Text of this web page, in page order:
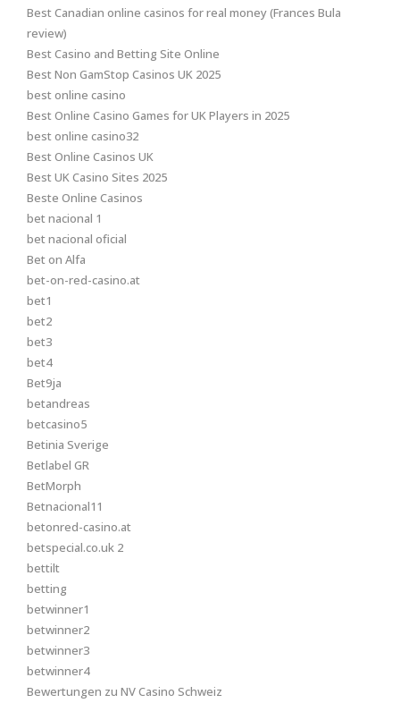
Best Canadian online casinos for real money (Frances Bula
review)
Best Casino and Betting Site Online
Best Non GamStop Casinos UK 2025
best online casino
Best Online Casino Games for UK Players in 2025
best online casino32
Best Online Casinos UK
Best UK Casino Sites 2025
Beste Online Casinos
bet nacional 1
bet nacional oficial
Bet on Alfa
bet-on-red-casino.at
bet1
bet2
bet3
bet4
Bet9ja
betandreas
betcasino5
Betinia Sverige
Betlabel GR
BetMorph
Betnacional11
betonred-casino.at
betspecial.co.uk 2
bettilt
betting
betwinner1
betwinner2
betwinner3
betwinner4
Bewertungen zu NV Casino Schweiz